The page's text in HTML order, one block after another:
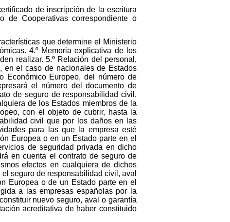
de inscripción de la escritura
Cooperativas correspondiente o
que determine el Ministerio
4.º Memoria explicativa de los
realizar. 5.º Relación del personal,
en el caso de nacionales de Estados
Económico Europeo, del número de
el número del documento de
de seguro de responsabilidad civil,
de los Estados miembros de la
con el objeto de cubrir, hasta la
civil que por los daños en las
para las que la empresa esté
Europea o en un Estado parte en el
de seguridad privada en dicho
en cuenta el contrato de seguro de
efectos en cualquiera de dichos
seguro de responsabilidad civil, aval
Europea o de un Estado parte en el
a las empresas españolas por la
nuevo seguro, aval o garantía
acreditativa de haber constituido